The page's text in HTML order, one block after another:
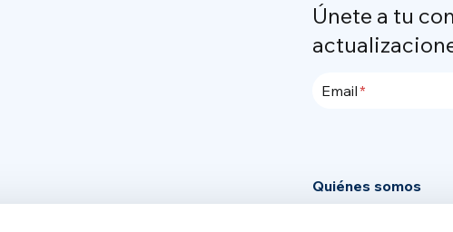
Únete a tu
Email
Quiénes somos